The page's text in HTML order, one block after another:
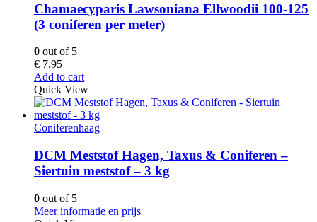
Chamaecyparis Lawsoniana Ellwoodii 100-125
(3 coniferen per meter)
0 out of 5
€ 7,95
Add to cart
Quick View
Coniferenhaag
DCM Meststof Hagen, Taxus & Coniferen –
Siertuin meststof – 3 kg
0 out of 5
Meer informatie en prijs